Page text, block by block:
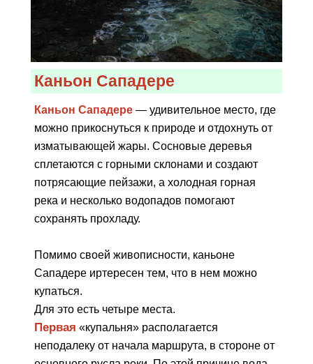
Каньон Сападере — удивительное место, где
можно прикоснуться к природе и отдохнуть от
изматывающей жары. Сосновые деревья
сплетаются с горными склонами и создают
потрясающие пейзажи, а холодная горная
река и несколько водопадов помогают
сохранять прохладу.
Помимо своей живописности, каньоне
Сападере иртересен тем, что в нем можно
купаться.
Для это есть четыре места.
Первая «купальня» располагается
неподалеку от начала маршрута, в стороне от
Каньон Сападере